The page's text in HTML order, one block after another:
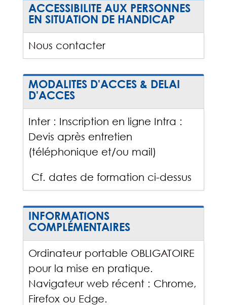
ACCESSIBILITE AUX PERSONNES
EN SITUATION DE HANDICAP
Nous contacter
MODALITES D'ACCES & DELAI
D'ACCES
Inter : Inscription en ligne Intra :
Devis après entretien
(téléphonique et/ou mail)
Cf. dates de formation ci-dessus
INFORMATIONS
COMPLÉMENTAIRES
Ordinateur portable OBLIGATOIRE
pour la mise en pratique.
Navigateur web récent : Chrome,
Firefox ou Edge.